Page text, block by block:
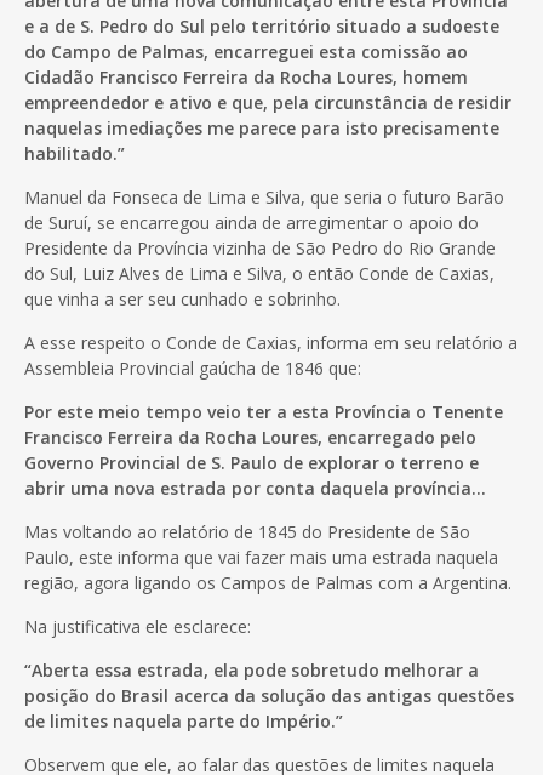
e a de S. Pedro do Sul pelo território situado a sudoeste
do Campo de Palmas, encarreguei esta comissão ao
Cidadão Francisco Ferreira da Rocha Loures, homem
empreendedor e ativo e que, pela circunstância de residir
naquelas imediações me parece para isto precisamente
habilitado.”
Manuel da Fonseca de Lima e Silva, que seria o futuro Barão
de Suruí, se encarregou ainda de arregimentar o apoio do
Presidente da Província vizinha de São Pedro do Rio Grande
do Sul, Luiz Alves de Lima e Silva, o então Conde de Caxias,
que vinha a ser seu cunhado e sobrinho.
A esse respeito o Conde de Caxias, informa em seu relatório a
Assembleia Provincial gaúcha de 1846 que:
Por este meio tempo veio ter a esta Província o Tenente
Francisco Ferreira da Rocha Loures, encarregado pelo
Governo Provincial de S. Paulo de explorar o terreno e
abrir uma nova estrada por conta daquela província…
Mas voltando ao relatório de 1845 do Presidente de São
Paulo, este informa que vai fazer mais uma estrada naquela
região, agora ligando os Campos de Palmas com a Argentina.
Na justificativa ele esclarece:
“Aberta essa estrada, ela pode sobretudo melhorar a
posição do Brasil acerca da solução das antigas questões
de limites naquela parte do Império.”
Observem que ele, ao falar das questões de limites naquela